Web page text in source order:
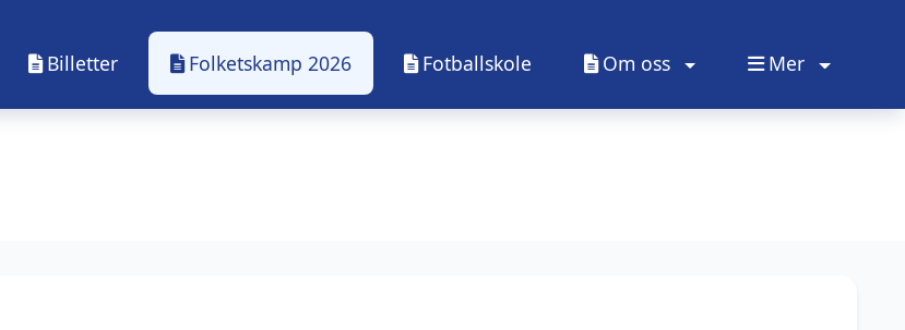
Billetter Folketskamp 2026 Fotballskole Om oss Mer